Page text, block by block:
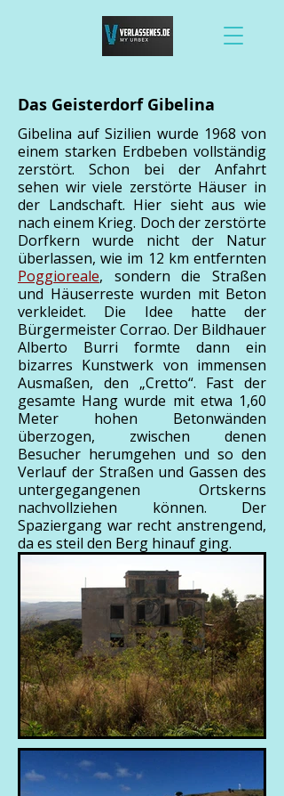
Das Geisterdorf Gibelina
Gibelina auf Sizilien wurde 1968 von
einem starken Erdbeben vollständig
zerstört. Schon bei der Anfahrt
sehen wir viele zerstörte Häuser in
der Landschaft. Hier sieht aus wie
nach einem Krieg. Doch der zerstörte
Dorfkern wurde nicht der Natur
überlassen, wie im 12 km entfernten
Poggioreale, sondern die Straßen
und Häuserreste wurden mit Beton
verkleidet. Die Idee hatte der
Bürgermeister Corrao. Der Bildhauer
Alberto Burri formte dann ein
bizarres Kunstwerk von immensen
Ausmaßen, den „Cretto“. Fast der
gesamte Hang wurde mit etwa 1,60
Meter hohen Betonwänden
überzogen, zwischen denen
Besucher herumgehen und so den
Verlauf der Straßen und Gassen des
untergegangenen Ortskerns
nachvollziehen können. Der
Spaziergang war recht anstrengend,
da es steil den Berg hinauf ging.